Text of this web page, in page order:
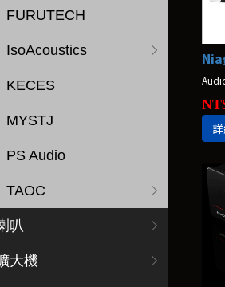
FURUTECH
IsoAcoustics
KECES
MYSTJ
PS Audio
TAOC
叭
大機